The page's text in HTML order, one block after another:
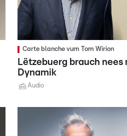
Carte blanche vum Tom Wirion
Lëtzebuerg brauch
Dynamik
Audio